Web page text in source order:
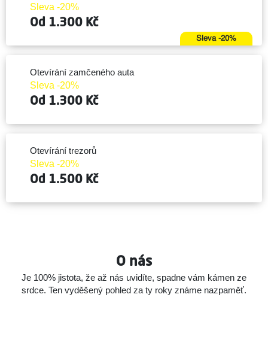
Sleva -20%
Od 1.300 Kč
Sleva -20%
Otevírání zamčeného auta
Sleva -20%
Od 1.300 Kč
Otevírání trezorů
Sleva -20%
Od 1.500 Kč
O nás
Je 100% jistota, že až nás uvidíte, spadne vám kámen ze
srdce. Ten vyděšený pohled za ty roky známe nazpaměť.